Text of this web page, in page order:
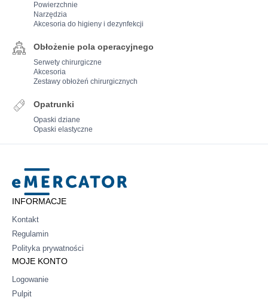
Powierzchnie
Narzędzia
Akcesoria do higieny i dezynfekcji
Obłożenie pola operacyjnego
Serwety chirurgiczne
Akcesoria
Zestawy obłożeń chirurgicznych
Opatrunki
Opaski dziane
Opaski elastyczne
Mercator
INFORMACJE
Kontakt
Regulamin
Polityka prywatności
MOJE KONTO
Logowanie
Pulpit